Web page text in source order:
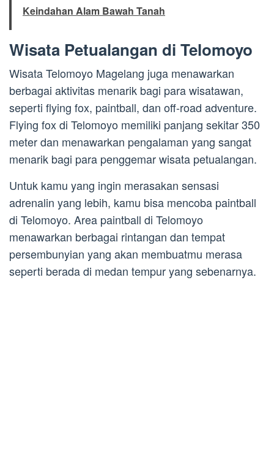
Keindahan Alam Bawah Tanah
Wisata Petualangan di Telomoyo
Wisata Telomoyo Magelang juga menawarkan
berbagai aktivitas menarik bagi para wisatawan,
seperti flying fox, paintball, dan off-road adventure.
Flying fox di Telomoyo memiliki panjang sekitar 350
meter dan menawarkan pengalaman yang sangat
menarik bagi para penggemar wisata petualangan.
Untuk kamu yang ingin merasakan sensasi
adrenalin yang lebih, kamu bisa mencoba paintball
di Telomoyo. Area paintball di Telomoyo
menawarkan berbagai rintangan dan tempat
persembunyian yang akan membuatmu merasa
seperti berada di medan tempur yang sebenarnya.